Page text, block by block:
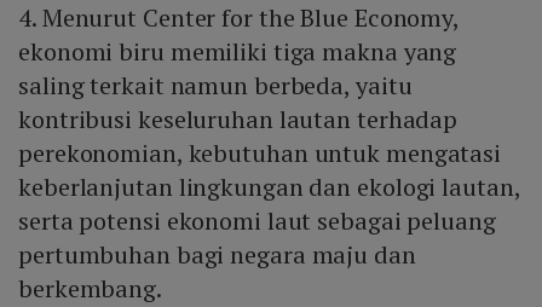
4. Menurut Center for the Blue Economy,
ekonomi biru memiliki tiga makna yang
saling terkait namun berbeda, yaitu
kontribusi keseluruhan lautan terhadap
perekonomian, kebutuhan untuk mengatasi
keberlanjutan lingkungan dan ekologi lautan,
serta potensi ekonomi laut sebagai peluang
pertumbuhan bagi negara maju dan
berkembang.